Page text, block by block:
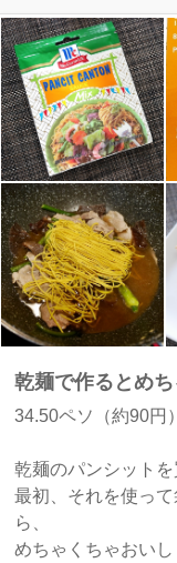
乾麺で作るとめ
34.50ペソ（約90円
乾麺のパンシットを
最初、それを使っ
ら、
めちゃくちゃおい